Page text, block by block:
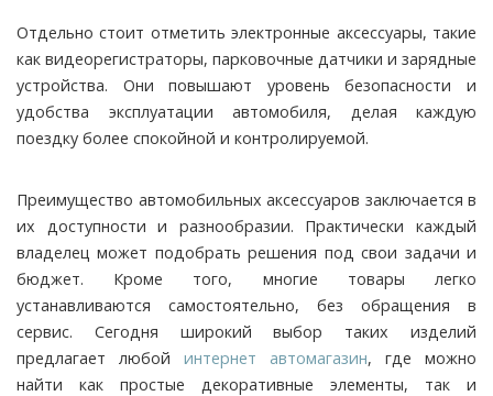
Отдельно стоит отметить электронные аксессуары, такие
как видеорегистраторы, парковочные датчики и зарядные
устройства. Они повышают уровень безопасности и
удобства эксплуатации автомобиля, делая каждую
поездку более спокойной и контролируемой.
Преимущество автомобильных аксессуаров заключается в
их доступности и разнообразии. Практически каждый
владелец может подобрать решения под свои задачи и
бюджет. Кроме того, многие товары легко
устанавливаются самостоятельно, без обращения в
сервис. Сегодня широкий выбор таких изделий
предлагает любой интернет автомагазин, где можно
найти как простые декоративные элементы, так и